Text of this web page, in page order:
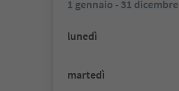
1 gennaio - 31 dicembre
lunedì
martedì